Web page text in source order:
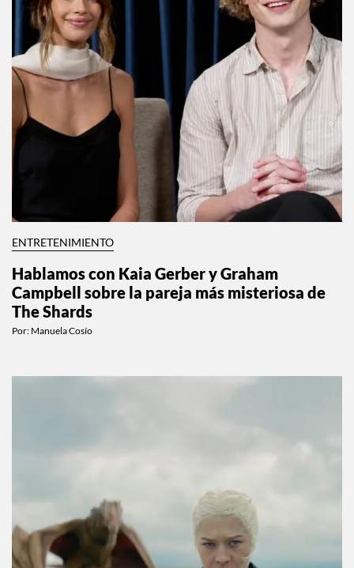
ENTRETENIMIENTO
Hablamos con Kaia Gerber y Graham
Campbell sobre la pareja más misteriosa de
The Shards
Por: Manuela Cosío